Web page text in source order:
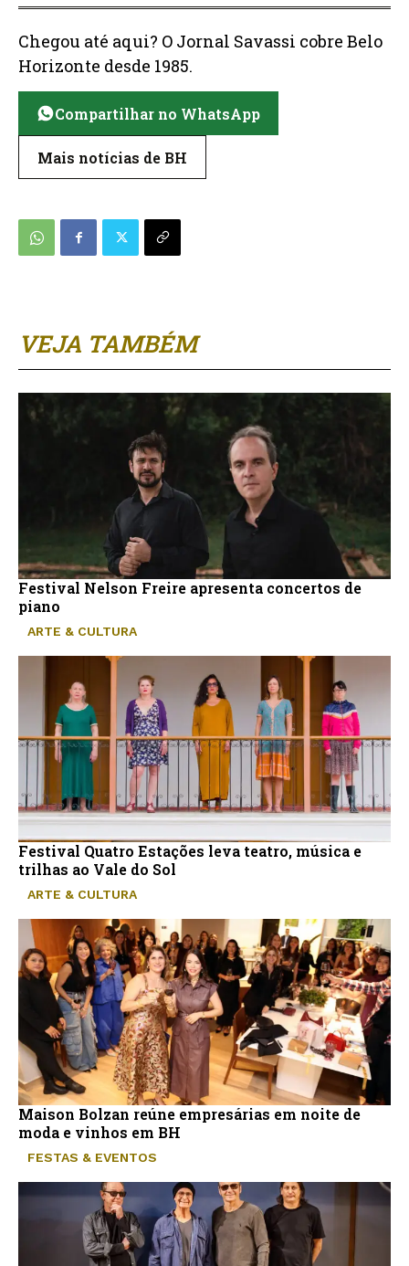
VEJA TAMBÉM
Festival Nelson Freire apresenta concertos de
piano
ARTE & CULTURA
Festival Quatro Estações leva teatro, música e
trilhas ao Vale do Sol
ARTE & CULTURA
Maison Bolzan reúne empresárias em noite de
moda e vinhos em BH
FESTAS & EVENTOS
Chegou até aqui? O Jornal Savassi cobre Belo
Horizonte desde 1985.
Compartilhar no WhatsApp
Mais notícias de BH